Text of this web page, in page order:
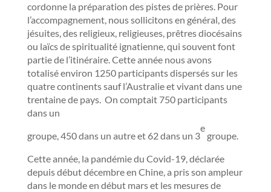
cordonne la préparation des pistes de prières. Pour
l’accompagnement, nous sollicitons en général, des
jésuites, des religieux, religieuses, prêtres diocésains
ou laïcs de spiritualité ignatienne, qui souvent font
partie de l’itinéraire. Cette année nous avons
totalisé environ 1250 participants dispersés sur les
quatre continents sauf l’Australie et vivant dans une
trentaine de pays. On comptait 750 participants
dans un
groupe, 450 dans un autre et 62 dans un 3
e
groupe.
Cette année, la pandémie du Covid-19, déclarée
depuis début décembre en Chine, a pris son ampleur
dans le monde en début mars et les mesures de